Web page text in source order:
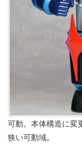
可動。本体構造に変
狭い可動域。